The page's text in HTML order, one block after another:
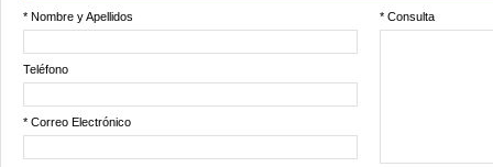
* Nombre y Apellidos * Consulta
Teléfono
* Correo Electrónico